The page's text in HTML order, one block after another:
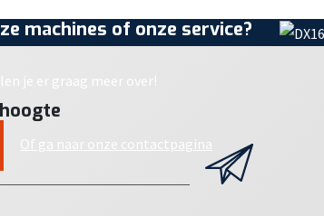
machines of onze service?
je er graag meer over!
Of ga naar onze contactpagina